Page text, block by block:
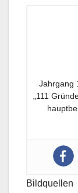
Jahrgang
„111
Bildquellen